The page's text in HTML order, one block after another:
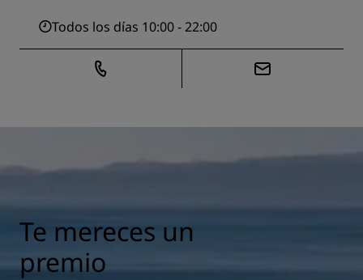
Todos los días 10:00 - 22:00
Te mereces un
premio